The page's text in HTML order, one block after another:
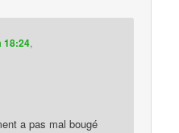
18:24,
a pas mal bougé